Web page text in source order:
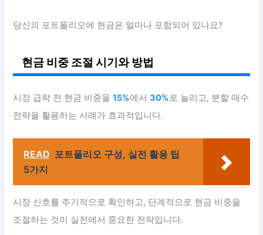
당신의 포트폴리오에 현금은 얼마나 포함되어 있나요?
현금 비중 조절 시기와 방법
시장 급락 전 현금 비중을15%에서30%로 늘리고, 분할 매수
전략을 활용하는 사례가 효과적입니다.
READ 포트폴리오 구성, 실전 활용 팁
5가지
시장 신호를 주기적으로 확인하고, 단계적으로 현금 비중을
조절하는 것이 실전에서 중요한 전략입니다.